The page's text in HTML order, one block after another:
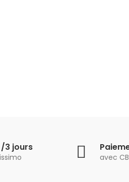
/3 jours
avec